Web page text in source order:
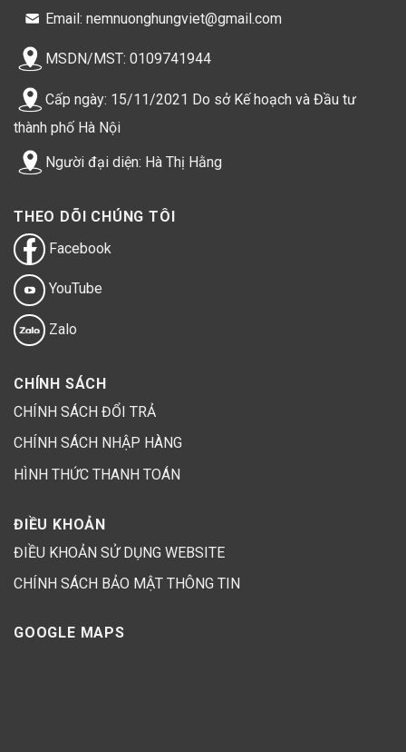
Email: nemnuonghungviet@gmail.com
MSDN/MST: 0109741944
Cấp ngày: 15/11/2021 Do sở Kế hoạch và Đầu tư
thành phố Hà Nội
Người đại diện: Hà Thị Hằng
THEO DÕI CHÚNG TÔI
Facebook
YouTube
Zalo
CHÍNH SÁCH
CHÍNH SÁCH ĐỔI TRẢ
CHÍNH SÁCH NHẬP HÀNG
HÌNH THỨC THANH TOÁN
ĐIỀU KHOẢN
ĐIỀU KHOẢN SỬ DỤNG WEBSITE
CHÍNH SÁCH BẢO MẬT THÔNG TIN
GOOGLE MAPS